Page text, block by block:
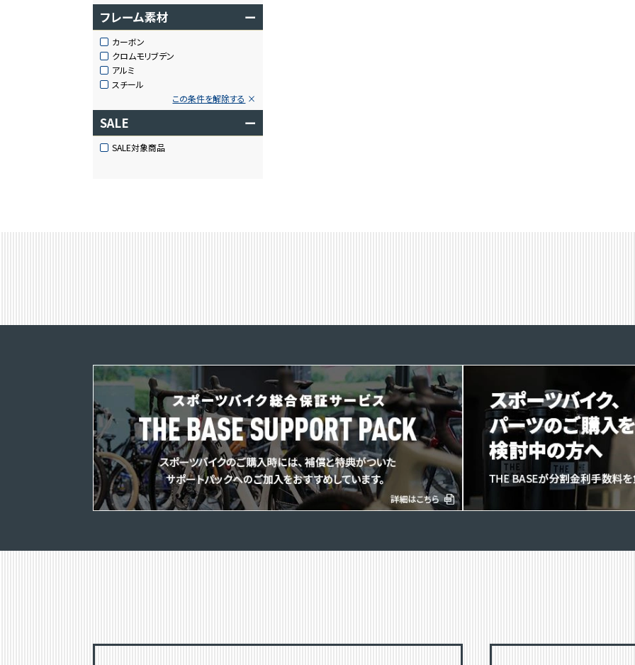
フレーム素材 ー
カーボン
クロムモリブデン
アルミ
スチール
この条件を解除する
SALE ー
SALE対象商品